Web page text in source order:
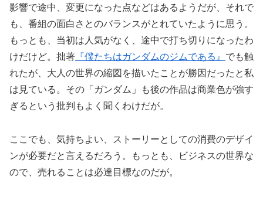
影響で途中、変更になった点などはあるようだが、それで
も、番組の面白さとのバランスがとれていたように思う。
もっとも、当初は人気がなく、途中で打ち切りになったわ
けだけど。拙著 『僕たちはガンダムのジムである』 でも触
れたが、大人の世界の縮図を描いたことが勝因だったと私
は見ている。その「ガンダム」も後の作品は商業色が強す
ぎるという批判もよく聞くわけだが。
ここでも、気持ちよい、ストーリーとしての消費のデザイ
ンが必要だと言えるだろう。もっとも、ビジネスの世界な
ので、売れることは必達目標なのだが。